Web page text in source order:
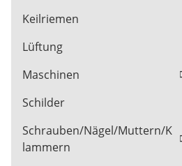
Keilriemen
Lüftung
Maschinen
Schilder
Schrauben/Nägel/Muttern/K
lammern